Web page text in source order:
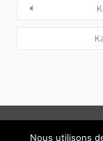
Nous utilisons